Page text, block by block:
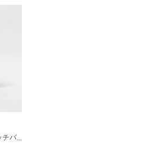
ハンドバッグ / クラッチバッグ